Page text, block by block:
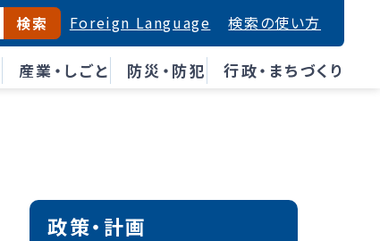
産業・しごと 防災・防犯 行政・まちづくり
検索 Foreign Language 検索の使い方
政策・計画